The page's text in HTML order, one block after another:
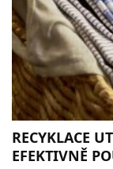
RECYKLACE
EFEKTIVNĚ